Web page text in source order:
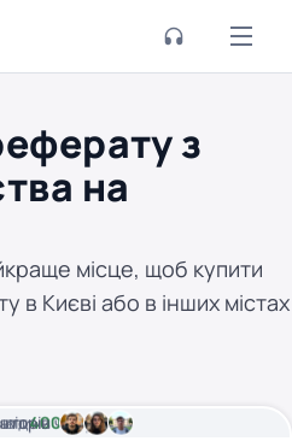
з
на
місце, щоб купити
в Києві або в інших містах
часу
400 грн